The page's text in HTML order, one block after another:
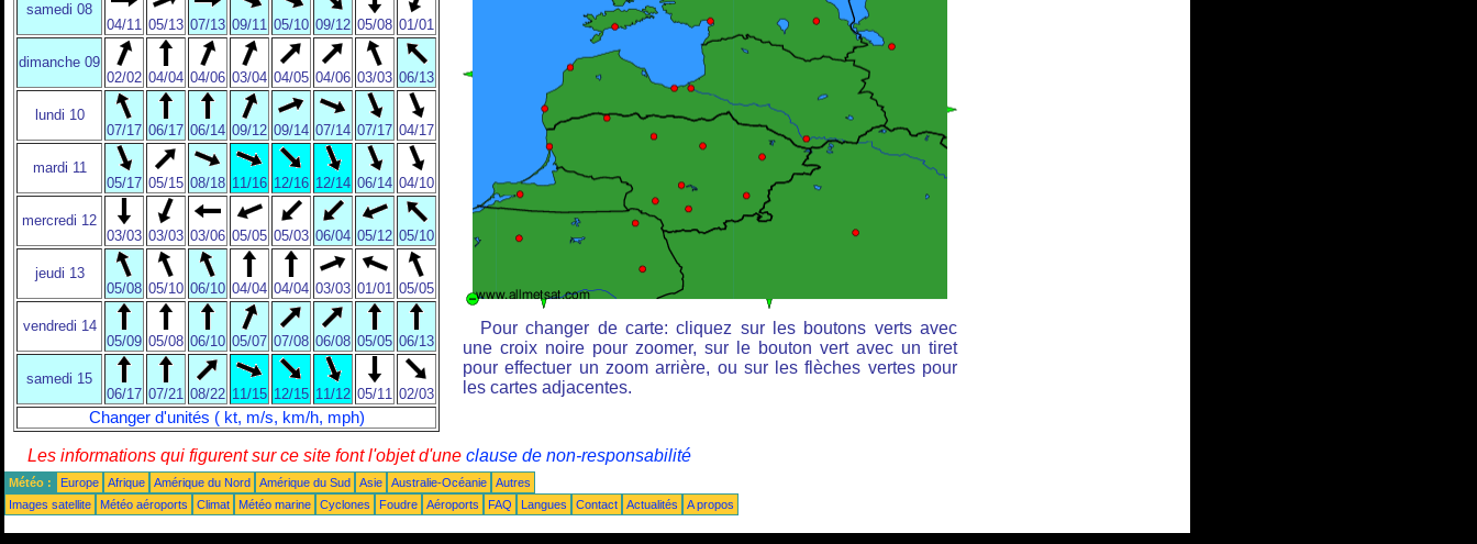
samedi 08
04/11 05/13 07/13 09/11 05/10 09/12 05/08 01/01
dimanche 09
02/02 04/04 04/06 03/04 04/05 04/06 03/03 06/13
lundi 10
07/17 06/17 06/14 09/12 09/14 07/14 07/17 04/17
mardi 11
05/17 05/15 08/18 11/16 12/16 12/14 06/14 04/10
mercredi 12
03/03 03/03 03/06 05/05 05/03 06/04 05/12 05/10
jeudi 13
05/08 05/10 06/10 04/04 04/04 03/03 01/01 05/05
vendredi 14
05/09 05/08 06/10 05/07 07/08 06/08 05/05 06/13
samedi 15
06/17 07/21 08/22 11/15 12/15 11/12 05/11 02/03
Changer d'unités ( kt, m/s, km/h, mph)
Pour changer de carte: cliquez sur les boutons verts avec
une croix noire pour zoomer, sur le bouton vert avec un tiret
pour effectuer un zoom arrière, ou sur les flèches vertes pour
les cartes adjacentes.
Les informations qui figurent sur ce site font l'objet d'une clause de non-responsabilité
Météo : Europe Afrique Amérique du Nord Amérique du Sud Asie Australie-Océanie
Autres
Images satellite
Météo aéroports Climat Météo marine Cyclones Foudre Aéroports FAQ Langues Contact Actualités A propos